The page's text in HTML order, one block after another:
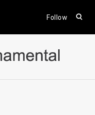
Follow
open
form